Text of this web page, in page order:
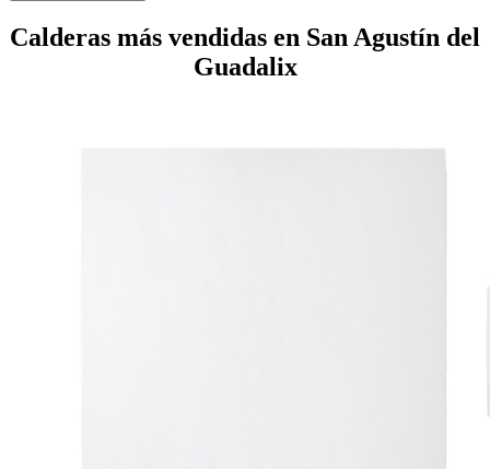
Calderas más vendidas en San Agustín del
Guadalix